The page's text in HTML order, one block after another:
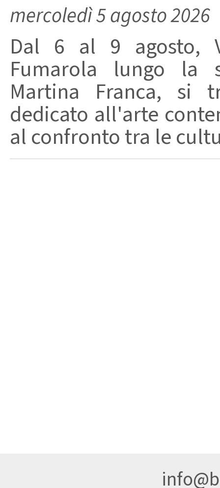
mercoledì 5 agosto 2026
Dal 6 al 9 agosto,
Fumarola lungo la
Martina Franca, si
dedicato all'arte
al confronto tra le